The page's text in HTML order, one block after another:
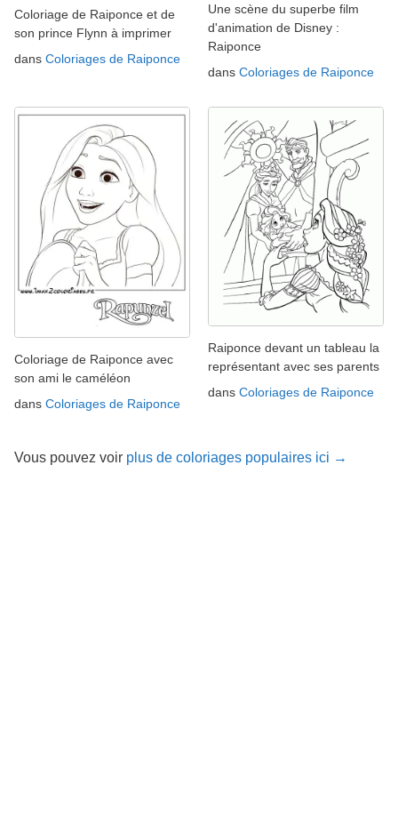
Coloriage de Raiponce et de
son prince Flynn à imprimer
dans Coloriages de Raiponce
Une scène du superbe film
d'animation de Disney :
Raiponce
dans Coloriages de Raiponce
Coloriage de Raiponce avec
son ami le caméléon
dans Coloriages de Raiponce
Raiponce devant un tableau la
représentant avec ses parents
dans Coloriages de Raiponce
Vous pouvez voir plus de coloriages populaires ici →